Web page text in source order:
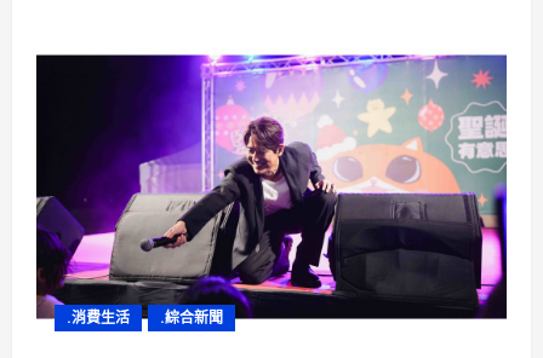
KY
綠
電
供
應
鏈
董
事
長
高
於
市
價
2.6
.消費生活 .綜合新聞